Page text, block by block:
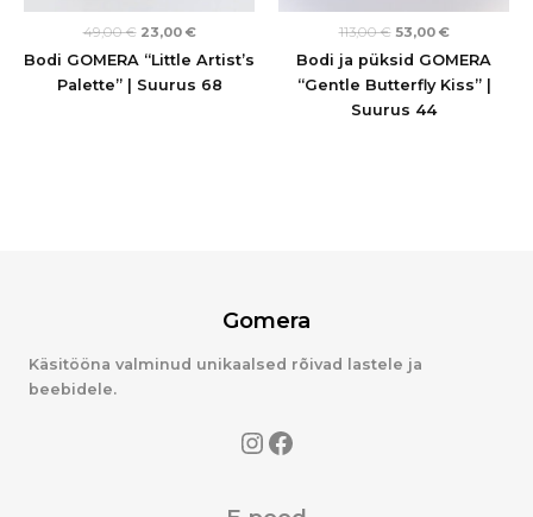
49,00€ 23,00 €
Bodi GOMERA “Little Artist’s
Palette” | Suurus 68
113,00€ 53,00 €
Bodi ja püksid GOMERA
“Gentle Butterfly Kiss” |
Suurus 44
Gomera
Käsitööna valminud unikaalsed rõivad lastele ja
beebidele.